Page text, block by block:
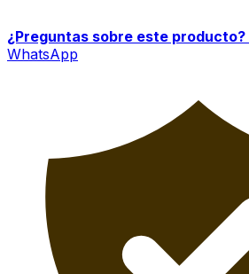
¿Preguntas sobre este producto?
WhatsApp